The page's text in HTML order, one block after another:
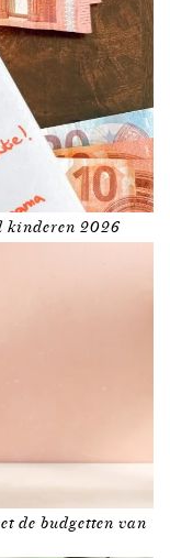
kinderen 2026
de budgetten van